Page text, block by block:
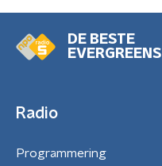
DE BESTE
EVERGREENS
Radio
Programmering